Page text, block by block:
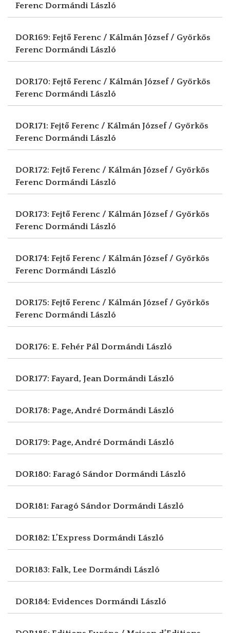
Ferenc Dormándi László
DOR169: Fejtő Ferenc / Kálmán József / Györkös
Ferenc Dormándi László
DOR170: Fejtő Ferenc / Kálmán József / Györkös
Ferenc Dormándi László
DOR171: Fejtő Ferenc / Kálmán József / Györkös
Ferenc Dormándi László
DOR172: Fejtő Ferenc / Kálmán József / Györkös
Ferenc Dormándi László
DOR173: Fejtő Ferenc / Kálmán József / Györkös
Ferenc Dormándi László
DOR174: Fejtő Ferenc / Kálmán József / Györkös
Ferenc Dormándi László
DOR175: Fejtő Ferenc / Kálmán József / Györkös
Ferenc Dormándi László
DOR176: E. Fehér Pál Dormándi László
DOR177: Fayard, JeanDormándi László
DOR178: Page, André Dormándi László
DOR179: Page, André Dormándi László
DOR180: Faragó Sándor Dormándi László
DOR181: Faragó Sándor Dormándi László
DOR182: L’Express Dormándi László
DOR183: Falk, Lee Dormándi László
DOR184: Evidences Dormándi László